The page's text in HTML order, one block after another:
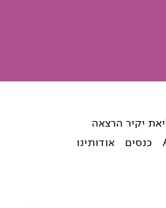
יקיר הרצאה
כנסים
אודותינו